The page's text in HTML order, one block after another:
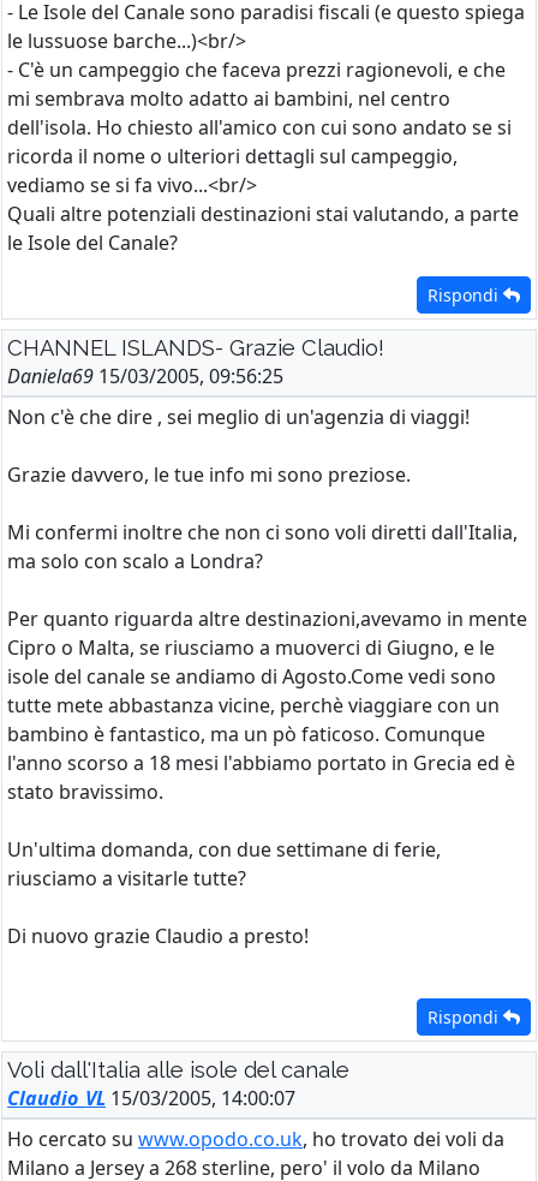
- Le Isole del Canale sono paradisi fiscali (e questo spiega
le lussuose barche...)<br/>
- C'è un campeggio che faceva prezzi ragionevoli, e che
mi sembrava molto adatto ai bambini, nel centro
dell'isola. Ho chiesto all'amico con cui sono andato se si
ricorda il nome o ulteriori dettagli sul campeggio,
vediamo se si fa vivo...<br/>
Quali altre potenziali destinazioni stai valutando, a parte
le Isole del Canale?
Rispondi
CHANNEL ISLANDS- Grazie Claudio!
Daniela69 15/03/2005, 09:56:25
Non c'è che dire , sei meglio di un'agenzia di viaggi!
Grazie davvero, le tue info mi sono preziose.
Mi confermi inoltre che non ci sono voli diretti dall'Italia,
ma solo con scalo a Londra?
Per quanto riguarda altre destinazioni,avevamo in mente
Cipro o Malta, se riusciamo a muoverci di Giugno, e le
isole del canale se andiamo di Agosto.Come vedi sono
tutte mete abbastanza vicine, perchè viaggiare con un
bambino è fantastico, ma un pò faticoso. Comunque
l'anno scorso a 18 mesi l'abbiamo portato in Grecia ed è
stato bravissimo.
Un'ultima domanda, con due settimane di ferie,
riusciamo a visitarle tutte?
Di nuovo grazie Claudio a presto!
Rispondi
Voli dall'Italia alle isole del canale
Claudio_VL 15/03/2005, 14:00:07
Ho cercato su www.opodo.co.uk, ho trovato dei voli da
Milano a Jersey a 268 sterline, pero' il volo da Milano